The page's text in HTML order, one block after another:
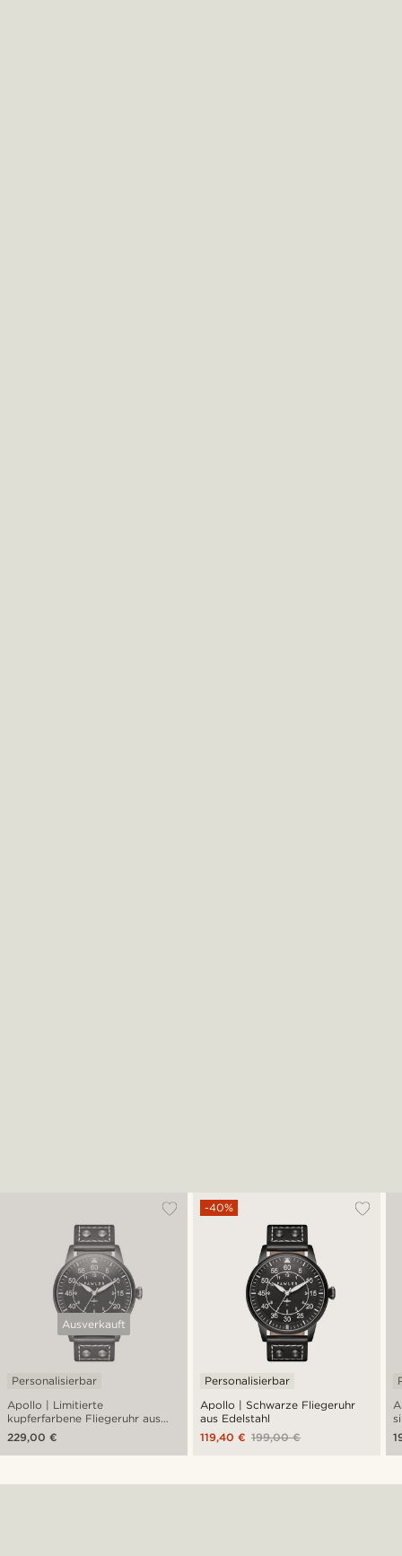
Ausverkauft
Apollo | Limitierte
kupferfarbene Fliegeruhr aus
Edelstahl
Personalisierbar
229,00 €
Apollo | Schwarze Fliegeruhr
aus Edelstahl
-40%
Personalisierbar
199,00 €
119,40 €